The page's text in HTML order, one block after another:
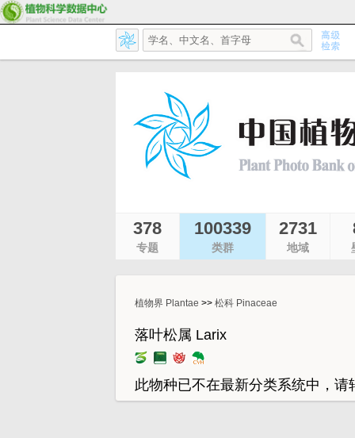
378
专题
100339
类群
2731
地域
植物界 Plantae >> 松科 Pinaceae
落叶松属 Larix
此物种已不在最新分类系统中，请